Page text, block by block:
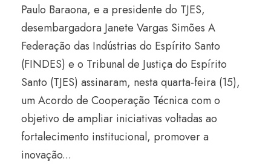
Paulo Baraona, e a presidente do TJES,
desembargadora Janete Vargas Simões A
Federação das Indústrias do Espírito Santo
(FINDES) e o Tribunal de Justiça do Espírito
Santo (TJES) assinaram, nesta quarta-feira (15),
um Acordo de Cooperação Técnica com o
objetivo de ampliar iniciativas voltadas ao
fortalecimento institucional, promover a
inovação...